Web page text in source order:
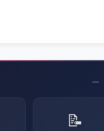
—
📝